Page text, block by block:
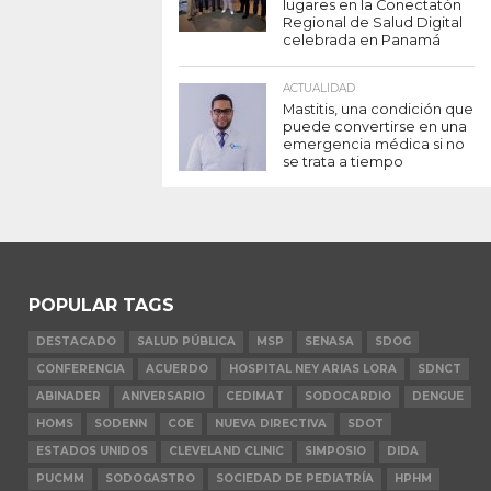
lugares en la Conectatón
Regional de Salud Digital
celebrada en Panamá
ACTUALIDAD
Mastitis, una condición que
puede convertirse en una
emergencia médica si no
se trata a tiempo
POPULAR TAGS
DESTACADO SALUD PÚBLICA MSP SENASA
SDOG
CONFERENCIA
ACUERDO HOSPITAL NEY ARIAS LORA
SDNCT
ABINADER
ANIVERSARIO CEDIMAT SODOCARDIO
DENGUE
HOMS
SODENN COE NUEVA DIRECTIVA
SDOT
ESTADOS UNIDOS
CLEVELAND CLINIC SIMPOSIO
DIDA
PUCMM
SODOGASTRO SOCIEDAD DE PEDIATRÍA HPHM